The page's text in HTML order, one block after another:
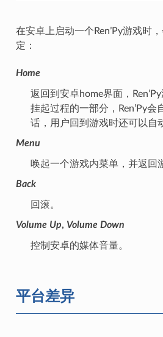
在安卓上启动一个Ren’Py游戏时
定：
Home
返回到安卓home界面，
挂起过程的一部分，Ren’Py会
话，用户回到游戏时还可以自
Menu
唤起一个游戏内菜单，并返回
Back
回滚。
Volume Up, Volume Down
控制安卓的媒体音量。
平台差异